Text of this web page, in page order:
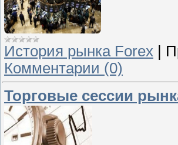
История рынка Forex |
Комментарии (0)
Торговые сессии